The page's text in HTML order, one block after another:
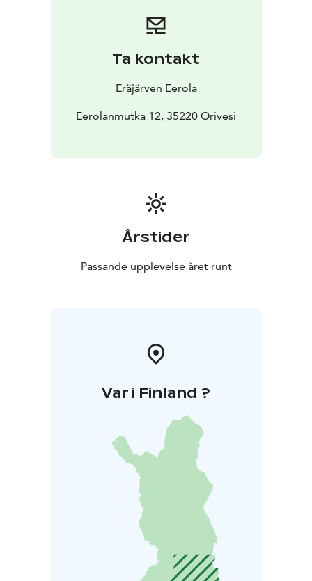
Ta kontakt
Eräjärven Eerola
Eerolanmutka 12, 35220 Orivesi
Årstider
Passande upplevelse året runt
Var i Finland ?